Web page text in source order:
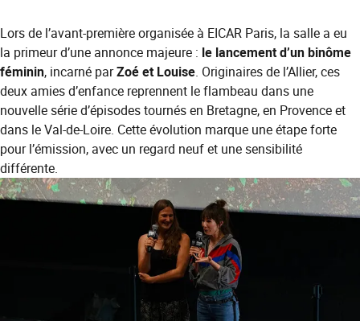
Lors de l’avant-première organisée à EICAR Paris, la salle a eu
la primeur d’une annonce majeure : le lancement d’un binôme
féminin, incarné parZoé et Louise. Originaires de l’Allier, ces
deux amies d’enfance reprennent le flambeau dans une
nouvelle série d’épisodes tournés en Bretagne, en Provence et
dans le Val-de-Loire. Cette évolution marque une étape forte
pour l’émission, avec un regard neuf et une sensibilité
différente.